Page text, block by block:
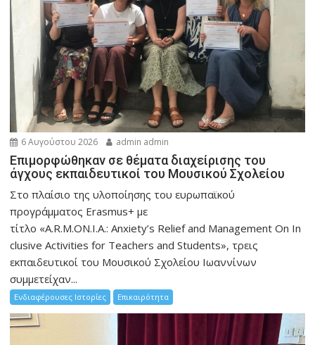
6 Αυγούστου 2026 admin admin
Eπιμορφώθηκαν σε θέματα διαχείρισης του
άγχους εκπαιδευτικοί του Μουσικού Σχολείου
Στο πλαίσιο της υλοποίησης του ευρωπαϊκού
προγράμματος Erasmus+ με
τίτλο «A.R.M.ON.I.A.: Anxiety’s Relief and Management On In
clusive Activities for Teachers and Students», τρεις
εκπαιδευτικοί του Μουσικού Σχολείου Ιωαννίνων
συμμετείχαν...
Ενδιαφέρουσες Ιστορίες Επικαιρότητα